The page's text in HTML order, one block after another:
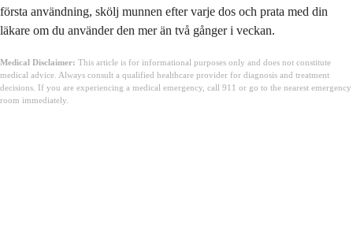
första användning, skölj munnen efter varje dos och prata med din
läkare om du använder den mer än två gånger i veckan.
Medical Disclaimer: This article is for informational purposes only and does not constitute
medical advice. Always consult a qualified healthcare provider for diagnosis and treatment
decisions. If you are experiencing a medical emergency, call 911 or go to the nearest emergency
room immediately.